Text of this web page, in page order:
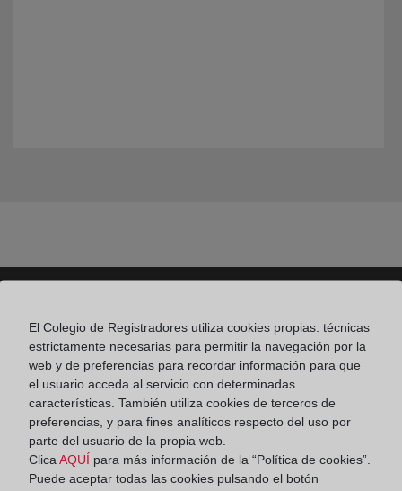
Colegio de Registradores
Príncipe de Vergara 70. 28006 Madrid
Teléfono:91 270 17 96
Fax:91 564 11 59
Email:contacto@registradores.org
El Colegio de Registradores utiliza cookies propias: técnicas
estrictamente necesarias para permitir la navegación por la
web y de preferencias para recordar información para que
el usuario acceda al servicio con determinadas
características. También utiliza cookies de terceros de
preferencias, y para fines analíticos respecto del uso por
parte del usuario de la propia web.
Clica AQUÍ para más información de la “Política de cookies”.
Puede aceptar todas las cookies pulsando el botón